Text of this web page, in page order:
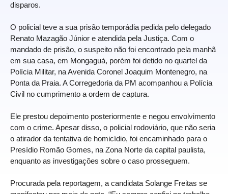
disparos.
O policial teve a sua prisão temporádia pedida pelo delegado
Renato Mazagão Júnior e atendida pela Justiça. Com o
mandado de prisão, o suspeito não foi encontrado pela manhã
em sua casa, em Mongaguá, porém foi detido no quartel da
Polícia Militar, na Avenida Coronel Joaquim Montenegro, na
Ponta da Praia. A Corregedoria da PM acompanhou a Polícia
Civil no cumprimento a ordem de captura.
Ele prestou depoimento posteriormente e negou envolvimento
com o crime. Apesar disso, o policial rodoviário, que não seria
o atirador da tentativa de homicídio, foi encaminhado para o
Presídio Romão Gomes, na Zona Norte da capital paulista,
enquanto as investigações sobre o caso prosseguem.
Procurada pela reportagem, a candidata Solange Freitas se